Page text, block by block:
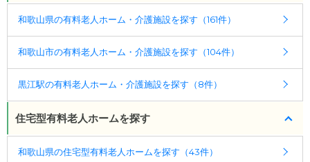
和歌山県の有料老人ホーム・介護施設を探す（161件）
和歌山市の有料老人ホーム・介護施設を探す（104件）
黒江駅の有料老人ホーム・介護施設を探す（8件）
住宅型有料老人ホームを探す
和歌山県の住宅型有料老人ホームを探す（43件）